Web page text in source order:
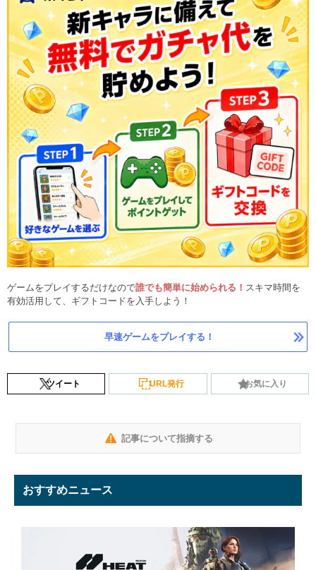
ゲームをプレイするだけなので誰でも簡単に始められる！ スキマ時間を
有効活用して、ギフトコードを入手しよう！
早速ゲームをプレイする！
ツイート URL発行 お気に入り
記事について指摘する
おすすめニュース